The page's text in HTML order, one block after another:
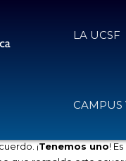
LA UCSF
CAMPUS
¡Tenemos uno!